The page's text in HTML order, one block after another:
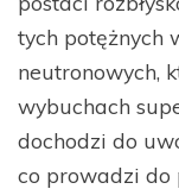
tych potężnych
neutronowych,
wybuchach
dochodzi do
co prowadzi do